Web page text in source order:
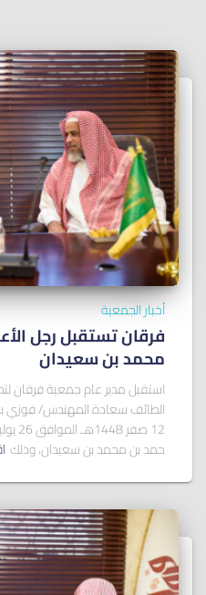
أخبار الجمعية
فرقان تستقبل رجل
ﻣﺤﻤﺪ ﺑﻦ ﺳﻌﻴﺪان
استقبل مدير عام جمعية فرقان
الطائف سعادة المهندس/ فوزي
حمد بن محمد بن سعيدان، وذلك